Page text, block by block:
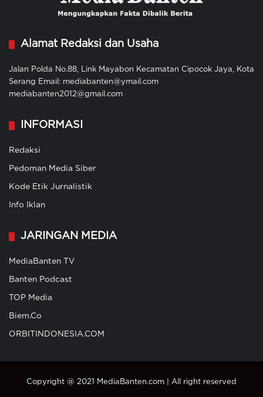
Alamat Redaksi dan Usaha
Jalan Polda No.88, Link Mayabon Kecamatan Cipocok Jaya, Kota
Serang Email: mediabanten@ymail.com
mediabanten2012@gmail.com
INFORMASI
Redaksi
Pedoman Media Siber
Kode Etik Jurnalistik
Info Iklan
JARINGAN MEDIA
MediaBanten TV
Banten Podcast
TOP Media
Biem.Co
ORBITINDONESIA.COM
Copyright @ 2021 MediaBanten.com | All right reserved